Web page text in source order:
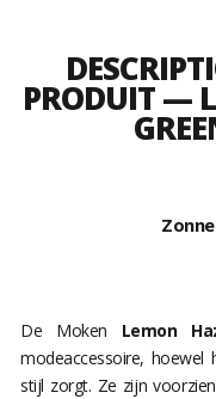
PRODUIT —
De Moken Lemon
modeaccessoire,
stijl zorgt. Ze zijn